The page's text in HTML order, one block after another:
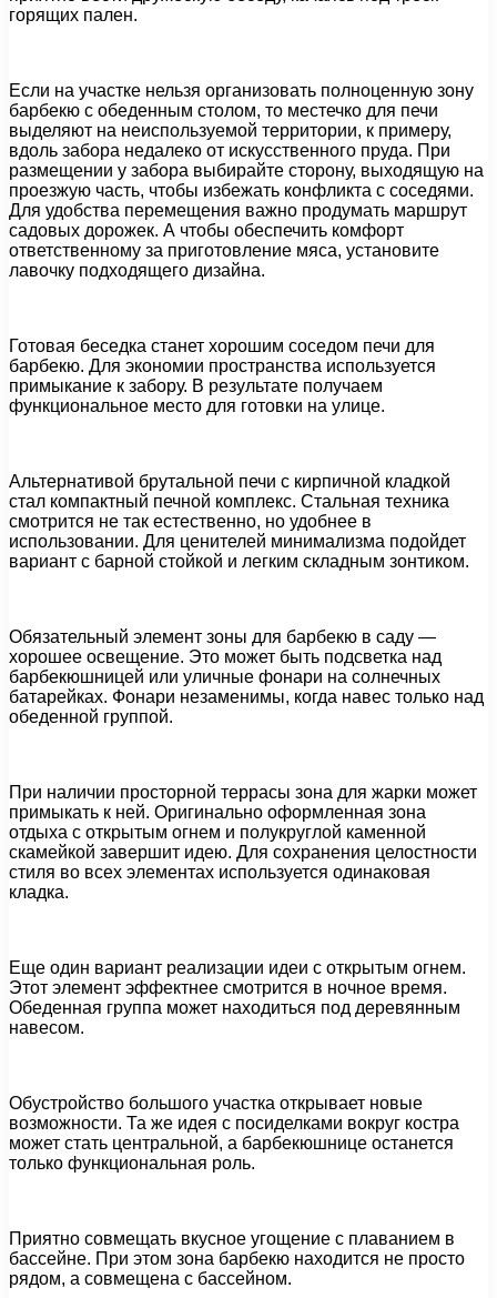
горящих пален.
Если на участке нельзя организовать полноценную зону
барбекю с обеденным столом, то местечко для печи
выделяют на неиспользуемой территории, к примеру,
вдоль забора недалеко от искусственного пруда. При
размещении у забора выбирайте сторону, выходящую на
проезжую часть, чтобы избежать конфликта с соседями.
Для удобства перемещения важно продумать маршрут
садовых дорожек. А чтобы обеспечить комфорт
ответственному за приготовление мяса, установите
лавочку подходящего дизайна.
Готовая беседка станет хорошим соседом печи для
барбекю. Для экономии пространства используется
примыкание к забору. В результате получаем
функциональное место для готовки на улице.
Альтернативой брутальной печи с кирпичной кладкой
стал компактный печной комплекс. Стальная техника
смотрится не так естественно, но удобнее в
использовании. Для ценителей минимализма подойдет
вариант с барной стойкой и легким складным зонтиком.
Обязательный элемент зоны для барбекю в саду —
хорошее освещение. Это может быть подсветка над
барбекюшницей или уличные фонари на солнечных
батарейках. Фонари незаменимы, когда навес только над
обеденной группой.
При наличии просторной террасы зона для жарки может
примыкать к ней. Оригинально оформленная зона
отдыха с открытым огнем и полукруглой каменной
скамейкой завершит идею. Для сохранения целостности
стиля во всех элементах используется одинаковая
кладка.
Еще один вариант реализации идеи с открытым огнем.
Этот элемент эффектнее смотрится в ночное время.
Обеденная группа может находиться под деревянным
навесом.
Обустройство большого участка открывает новые
возможности. Та же идея с посиделками вокруг костра
может стать центральной, а барбекюшнице останется
только функциональная роль.
Приятно совмещать вкусное угощение с плаванием в
бассейне. При этом зона барбекю находится не просто
рядом, а совмещена с бассейном.